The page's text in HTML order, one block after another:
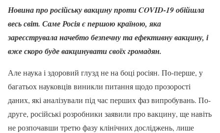
Новина про російську вакцину проти COVID-19 обійшла
весь світ. Саме Росія є першою країною, яка
зареєструвала начебто безпечну та ефективну вакцину, і
вже скоро буде вакцинувати своїх громадян.
Але наука і здоровий глузд не на боці росіян. По-перше, у
багатьох науковців виникли питання щодо прозорості
даних, які аналізували під час перших фаз випробувань. По-
друге, російські розробники заявили про вакцину, ще навіть
не розпочавши третю фазу клінічних досліджень, лише